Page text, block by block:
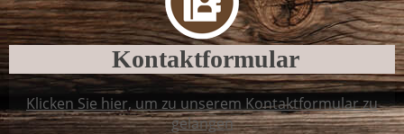
Kontakt­formular
Klicken Sie hier, um zu unserem Kontaktformular zu
gelangen